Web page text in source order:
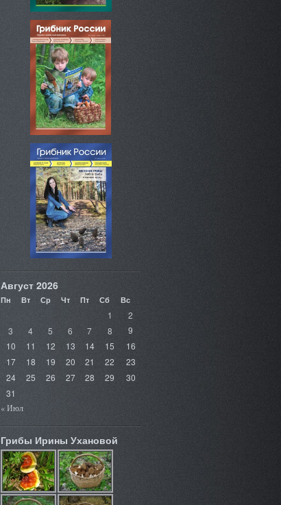
Август 2026
Пн Вт Ср Чт Пт Сб Вс
1
2
3
4 5 6 7 8
9
10
11 12 13 14 15
16
17
18 19 20 21 22
23
24
25 26 27 28 29
30
31
« Июл
Грибы Ирины Ухановой